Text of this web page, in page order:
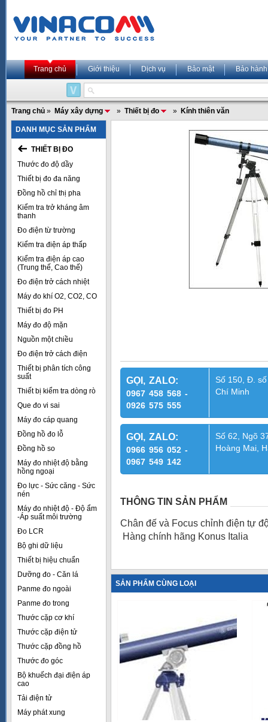
Trang chủ Giới thiệu Dịch vụ Bảo mật Bảo hành
Trang chủ » Máy xây dựng » Thiết bị đo » Kính thiên văn
DANH MỤC SẢN PHẨM
THIẾT BỊ ĐO
Thước đo độ dầy
Thiết bị đo đa năng
Đồng hồ chỉ thị pha
Kiểm tra trở kháng âm
thanh
Đo điện từ trường
Kiểm tra điện áp thấp
Kiểm tra điện áp cao
(Trung thế, Cao thế)
Đo điện trở cách nhiệt
Máy đo khí O2, CO2, CO
Thiết bị đo PH
Máy đo độ mặn
Nguồn một chiều
Đo điện trở cách điện
Thiết bị phân tích công
suất
Thiết bị kiểm tra dòng rò
Que đo vi sai
Máy đo cáp quang
Đồng hồ đo lỗ
Đồng hồ so
Máy đo nhiệt độ bằng
hồng ngoại
Đo lực - Sức căng - Sức
nén
Máy đo nhiệt độ - Độ ẩm
-Áp suất môi trường
Đo LCR
Bộ ghi dữ liệu
Thiết bị hiệu chuẩn
Dưỡng đo - Căn lá
Panme đo ngoài
Panme đo trong
Thước cặp cơ khí
Thước cặp điện tử
Thước cặp đồng hồ
Thước đo góc
Bộ khuếch đại điện áp
cao
Tải điện tử
Máy phát xung
GỌI, ZALO:
0967 458 568 -
0926 575 555
Số 150, Đ.
Chí Minh
GỌI, ZALO:
0966 956 052 -
0967 549 142
Số 62, Ngõ
Hoàng Mai,
THÔNG TIN SẢN PHẨM
Chân đế và Focus chỉnh điện tự
Hàng chính hãng Konus Italia
SẢN PHẨM CÙNG LOẠI